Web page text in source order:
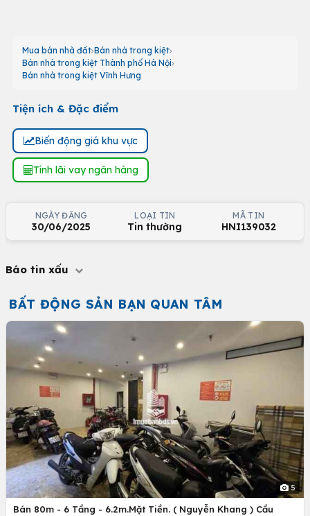
Mua bán nhà đất Bán nhà trong kiệt
Bán nhà trong kiệt Thành phố Hà Nội
Bán nhà trong kiệt Vĩnh Hưng
Tiện ích & Đặc điểm
Biến động giá khu vực
Tính lãi vay ngân hàng
NGÀY ĐĂNG
30/06/2025
LOẠI TIN
Tin thường
MÃ TIN
HNI139032
Báo tin xấu
BẤT ĐỘNG SẢN BẠN QUAN TÂM
5
Bán 80m - 6 Tầng - 6.2m.Mặt Tiền. ( Nguyễn Khang ) Cầu